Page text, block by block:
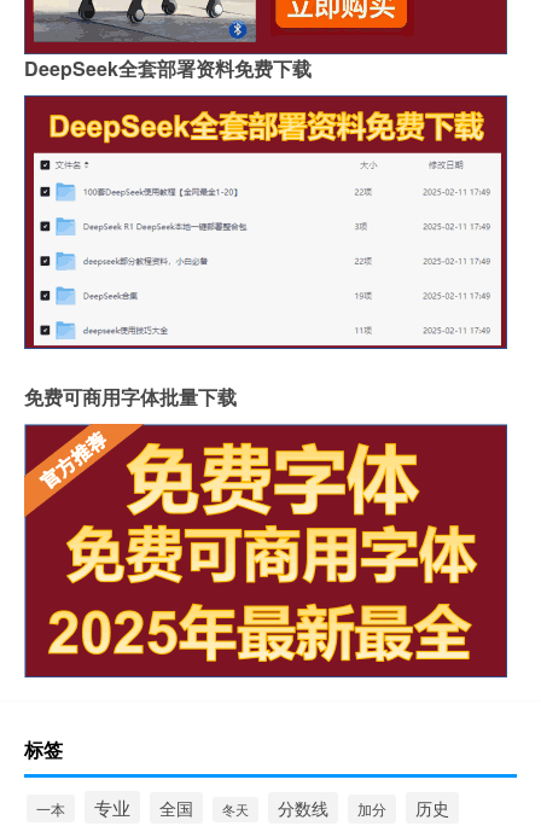
DeepSeek全套部署资料免费下载
免费可商用字体批量下载
标签
一本 专业 全国 冬天 分数线 加分 历史